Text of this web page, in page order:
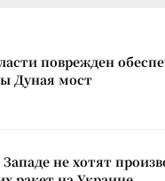
поврежден
Дуная мост
не хотят